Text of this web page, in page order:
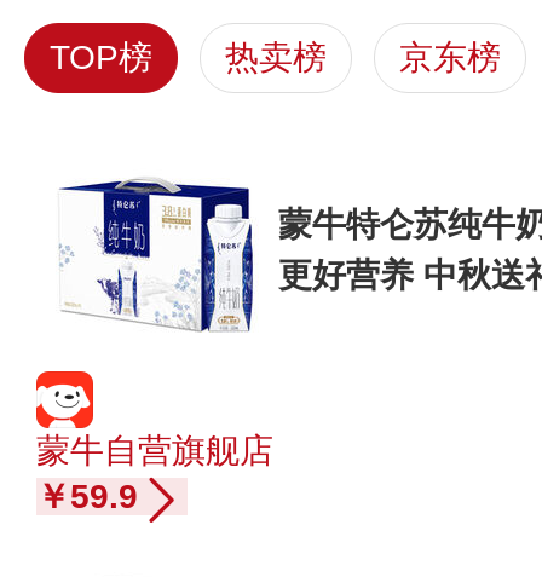
TOP榜 热卖榜 京东榜
蒙牛特仑苏纯牛
更好营养 中秋送
蒙牛自营旗舰店
￥59.9